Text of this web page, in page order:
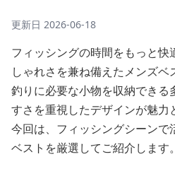
更新日 2026-06-18
フィッシングの時間をもっと
しゃれさを兼ね備えたメンズベ
釣りに必要な小物を収納でき
すさを重視したデザインが魅力
今回は、フィッシングシーン
ベストを厳選してご紹介します。